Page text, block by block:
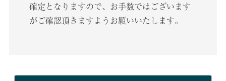
確定となりますので、お手数ではございます
がご確認頂きますようお願いいたします。